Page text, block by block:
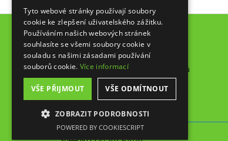
Informace
Informace k údržbě
Prohlášení o ochraně osobních údajů
Obchodní podmínky
Velkoobchodní prodej
Tyto webové stránky používají soubory
cookie ke zlepšení uživatelského zážitku.
Používáním našich webových stránek
souhlasíte se všemi soubory cookie v
souladu s našimi zásadami používání
souborů cookie. Více informací
VŠE PŘIJMOUT VŠE ODMÍTNOUT
ZOBRAZIT PODROBNOSTI
POWERED BY COOKIESCRIPT